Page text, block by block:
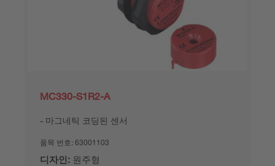
MC330-S1R2-A
마그네틱 코딩된 센서
품목 번호: 63001103
디자인: 원주형